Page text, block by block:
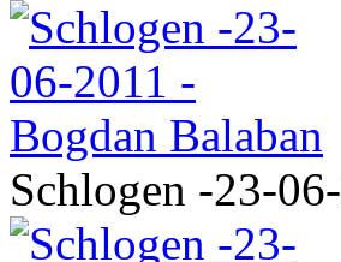
Schlogen -23-